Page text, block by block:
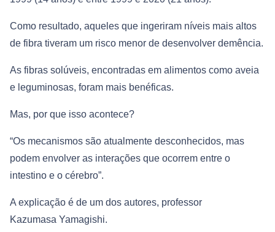
Como resultado, aqueles que ingeriram níveis mais altos
de fibra tiveram um risco menor de desenvolver demência.
As fibras solúveis, encontradas em alimentos como aveia
e leguminosas, foram mais benéficas.
Mas, por que isso acontece?
“Os mecanismos são atualmente desconhecidos, mas
podem envolver as interações que ocorrem entre o
intestino e o cérebro”.
A explicação é de um dos autores, professor
Kazumasa Yamagishi.